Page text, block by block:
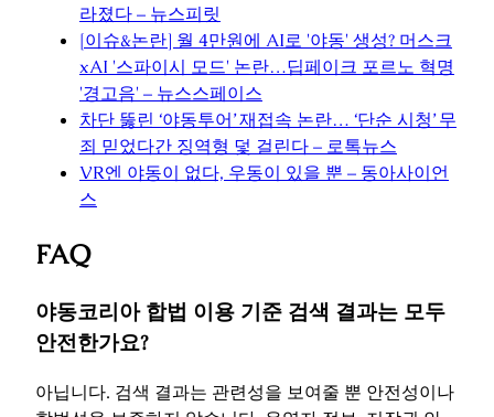
라졌다 – 뉴스피릿
[이슈&논란] 월 4만원에 AI로 '야동' 생성? 머스크
xAI '스파이시 모드' 논란…딥페이크 포르노 혁명
'경고음' – 뉴스스페이스
차단 뚫린 ‘야동투어’ 재접속 논란… ‘단순 시청’ 무
죄 믿었다간 징역형 덫 걸린다 – 로톡뉴스
VR엔 야동이 없다, 우동이 있을 뿐 – 동아사이언
스
FAQ
야동코리아 합법 이용 기준 검색 결과는 모두
안전한가요?
아닙니다. 검색 결과는 관련성을 보여줄 뿐 안전성이나